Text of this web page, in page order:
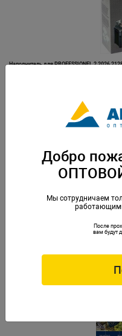
Наполнитель для PROFESSIONEL 2
Наполнитель для PROFESSIONEL
Добро
Мы сотрудничаем
После
вам будут